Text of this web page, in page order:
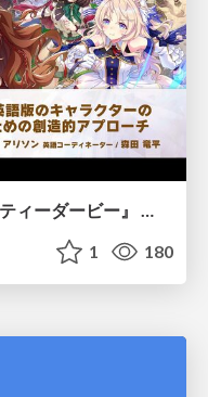
【CEDEC2026】『ウマ娘 プリティーダービー』 英語版のキャラクターの方言や口調をローカライズするための創造的アプローチ
1 180